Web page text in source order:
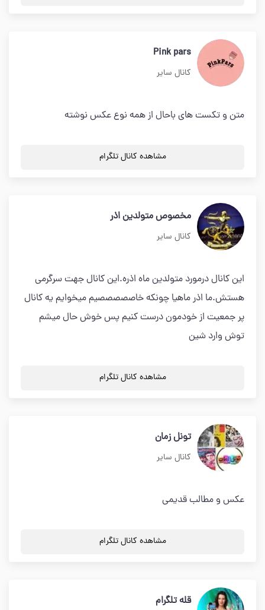
Pink pars
کانال سایر
متن و تكست هاى باحال از همه نوع عكس نوشته
مشاهده کانال تلگرام
مخصوص متولدین اذر
کانال سایر
این کانال درمورد متولدین ماه اذره.این کانال جهت سرگرمی
هستش.ما اذر ماهیا چونکه خاصصصصصیم میخوایم یه کانال
پر جمعیت از خودمون درست کنیم پس خوش حال میشم
توش وارد شین
مشاهده کانال تلگرام
تونل زمان
کانال سایر
عکس و مطالب قدیمی
مشاهده کانال تلگرام
قله تلگرام